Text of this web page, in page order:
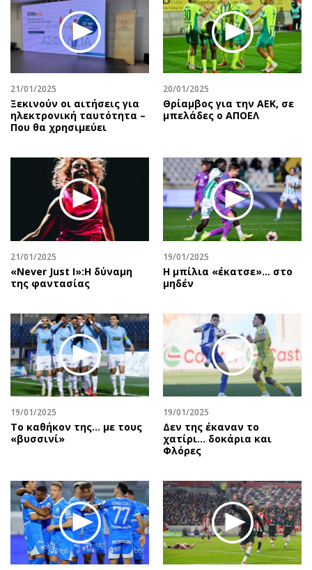
21/01/2025
Ξεκινούν οι αιτήσεις για
ηλεκτρονική ταυτότητα –
Που θα χρησιμεύει
20/01/2025
Θρίαμβος για την ΑΕΚ, σε
μπελάδες ο ΑΠΟΕΛ
21/01/2025
«Never Just I»:Η δύναμη
της φαντασίας
19/01/2025
Η μπίλια «έκατσε»… στο
μηδέν
19/01/2025
Το καθήκον της… με τους
«βυσσινί»
19/01/2025
Δεν της έκαναν το
χατίρι… δοκάρια και
Φλόρες